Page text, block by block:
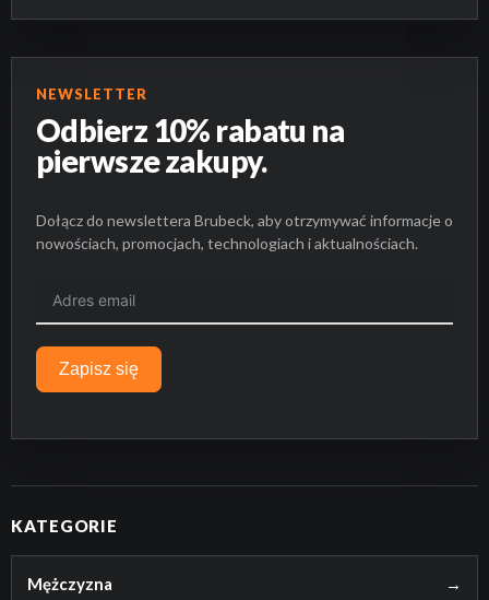
NEWSLETTER
Odbierz 10% rabatu na
pierwsze zakupy.
Dołącz do newslettera Brubeck, aby otrzymywać informacje o
nowościach, promocjach, technologiach i aktualnościach.
Zapisz się
KATEGORIE
Mężczyzna →